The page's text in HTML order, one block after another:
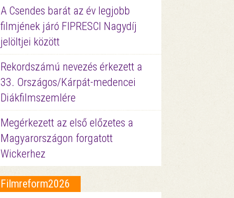
A Csendes barát az év legjobb
filmjének járó FIPRESCI Nagydíj
jelöltjei között
Rekordszámú nevezés érkezett a
33. Országos/Kárpát-medencei
Diákfilmszemlére
Megérkezett az első előzetes a
Magyarországon forgatott
Wickerhez
Filmreform2026